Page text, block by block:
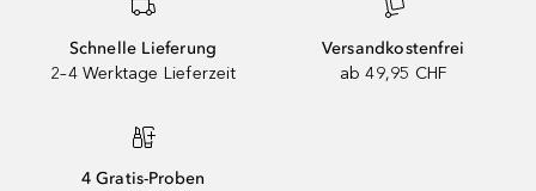
Schnelle Lieferung
2–4 Werktage Lieferzeit
Versandkostenfrei
ab 49,95 CHF
4 Gratis-Proben